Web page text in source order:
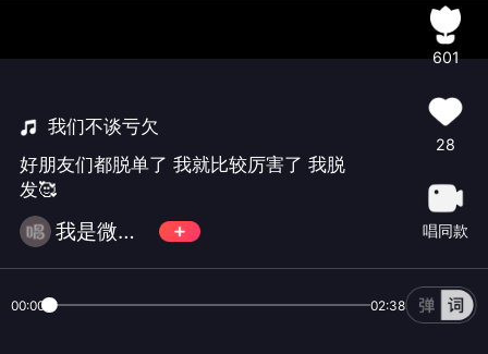
我们不谈亏欠
好朋友们都脱单了 我就比较厉害了 我脱
发🥰
我是微微❤️💚💛
601
28
唱同款
00:00 02:38